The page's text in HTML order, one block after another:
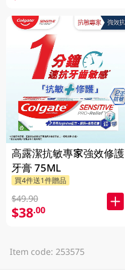
高露潔抗敏專家強效修護
牙膏 75ML
買4件送1件贈品
$49.90
$38.00
Item code: 253575